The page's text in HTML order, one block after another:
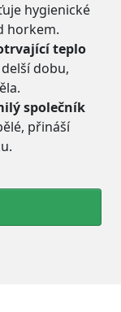
hygienické
horkem.
teplo
dobu,
společník
přináší